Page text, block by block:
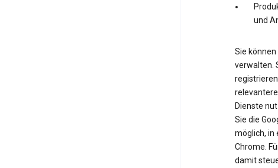
und
Sie
verwalten.
Dienste
Sie die
möglich, in
Chrome.
damit